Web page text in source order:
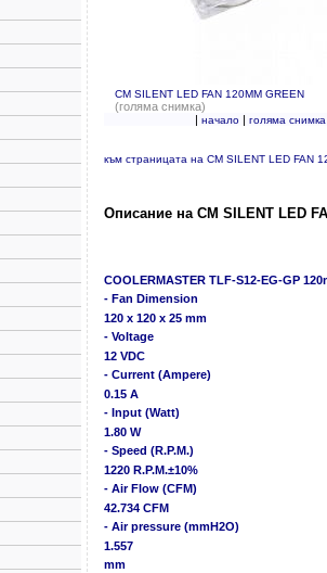
CM SILENT LED FAN 120MM GREEN
(голяма снимка)
| начало| голяма снимка
към страницата на CM SILENT LED FAN
Описание на CM SILENT LED
COOLERMASTER TLF-S12-EG-GP
- Fan Dimension
120 x 120 x 25 mm
- Voltage
12 VDC
- Current (Ampere)
0.15 A
- Input (Watt)
1.80 W
- Speed (R.P.M.)
1220 R.P.M.±10%
- Air Flow (CFM)
42.734 CFM
- Air pressure (mmH2O)
1.557
mm